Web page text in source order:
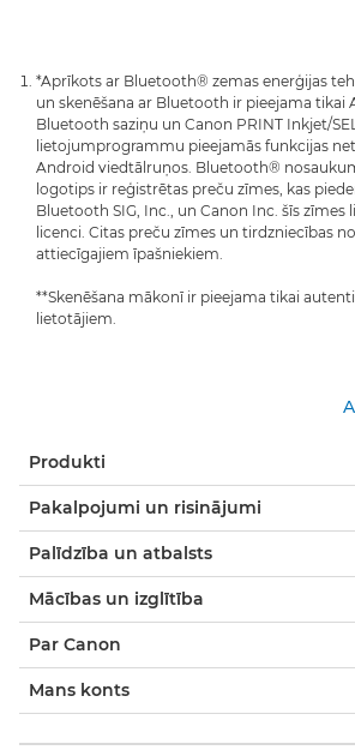
*Aprīkots ar Bluetooth® zemas enerģijas
un skenēšana ar Bluetooth ir pieejama tikai
Bluetooth saziņu un Canon PRINT Inkjet/
lietojumprogrammu pieejamās funkcijas
Android viedtālruņos. Bluetooth®
logotips ir reģistrētas preču zīmes, kas
Bluetooth SIG, Inc., un Canon Inc. šīs zīmes
licenci. Citas preču zīmes un tirdzniecības
attiecīgajiem īpašniekiem.
**Skenēšana mākonī ir pieejama tikai
lietotājiem.
Produkti
Pakalpojumi un risinājumi
Palīdzība un atbalsts
Mācības un izglītība
Par Canon
Mans konts